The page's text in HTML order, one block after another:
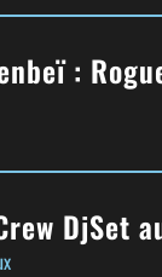
:
DjSet